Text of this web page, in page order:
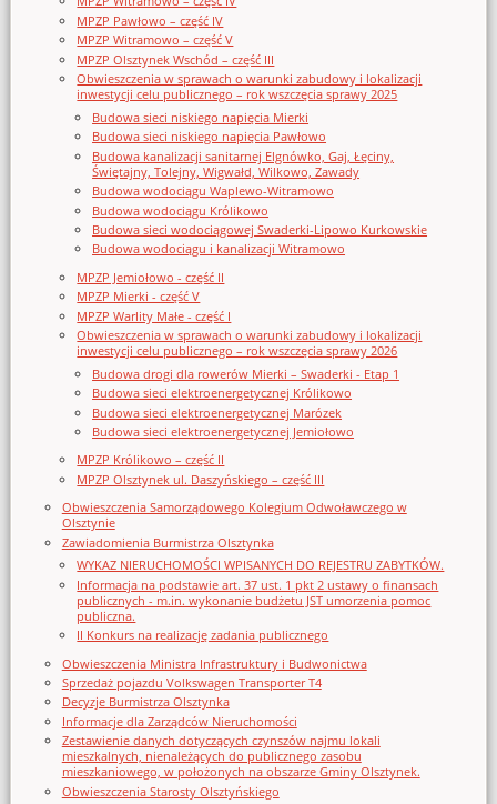
MPZP Pawłowo – część IV
MPZP Witramowo – część V
MPZP Olsztynek Wschód – część III
Obwieszczenia w sprawach o warunki zabudowy i lokalizacji
inwestycji celu publicznego – rok wszczęcia sprawy 2025
Budowa sieci niskiego napięcia Mierki
Budowa sieci niskiego napięcia Pawłowo
Budowa kanalizacji sanitarnej Elgnówko, Gaj, Łęciny,
Świętajny, Tolejny, Wigwałd, Wilkowo, Zawady
Budowa wodociągu Waplewo-Witramowo
Budowa wodociągu Królikowo
Budowa sieci wodociągowej Swaderki-Lipowo Kurkowskie
Budowa wodociągu i kanalizacji Witramowo
MPZP Jemiołowo - część II
MPZP Mierki - część V
MPZP Warlity Małe - część I
Obwieszczenia w sprawach o warunki zabudowy i lokalizacji
inwestycji celu publicznego – rok wszczęcia sprawy 2026
Budowa drogi dla rowerów Mierki – Swaderki - Etap 1
Budowa sieci elektroenergetycznej Królikowo
Budowa sieci elektroenergetycznej Marózek
Budowa sieci elektroenergetycznej Jemiołowo
MPZP Królikowo – część II
MPZP Olsztynek ul. Daszyńskiego – część III
Obwieszczenia Samorządowego Kolegium Odwoławczego w
Olsztynie
Zawiadomienia Burmistrza Olsztynka
WYKAZ NIERUCHOMOŚCI WPISANYCH DO REJESTRU ZABYTKÓW.
Informacja na podstawie art. 37 ust. 1 pkt 2 ustawy o finansach
publicznych - m.in. wykonanie budżetu JST umorzenia pomoc
publiczna.
II Konkurs na realizację zadania publicznego
Obwieszczenia Ministra Infrastruktury i Budwonictwa
Sprzedaż pojazdu Volkswagen Transporter T4
Decyzje Burmistrza Olsztynka
Informacje dla Zarządców Nieruchomości
Zestawienie danych dotyczących czynszów najmu lokali
mieszkalnych, nienależących do publicznego zasobu
mieszkaniowego, w położonych na obszarze Gminy Olsztynek.
Obwieszczenia Starosty Olsztyńskiego